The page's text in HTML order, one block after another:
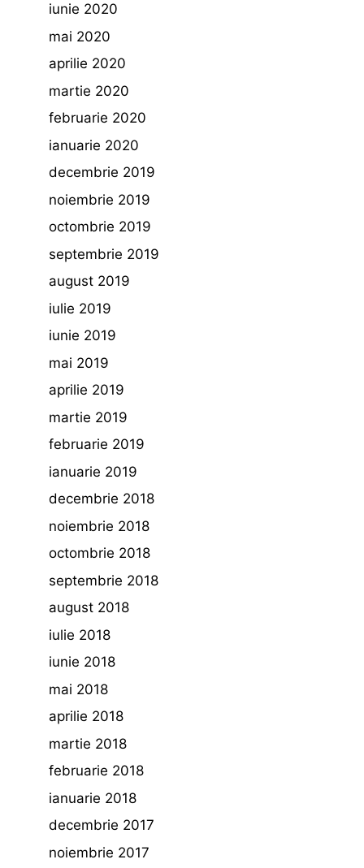
iunie 2020
mai 2020
aprilie 2020
martie 2020
februarie 2020
ianuarie 2020
decembrie 2019
noiembrie 2019
octombrie 2019
septembrie 2019
august 2019
iulie 2019
iunie 2019
mai 2019
aprilie 2019
martie 2019
februarie 2019
ianuarie 2019
decembrie 2018
noiembrie 2018
octombrie 2018
septembrie 2018
august 2018
iulie 2018
iunie 2018
mai 2018
aprilie 2018
martie 2018
februarie 2018
ianuarie 2018
decembrie 2017
noiembrie 2017